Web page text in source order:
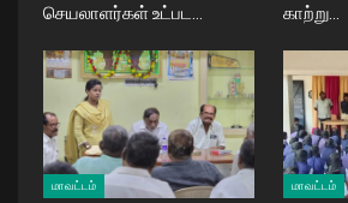
செயலாளர்கள் உட்பட…
காற்று…
மாவட்டம் மாவட்டம்